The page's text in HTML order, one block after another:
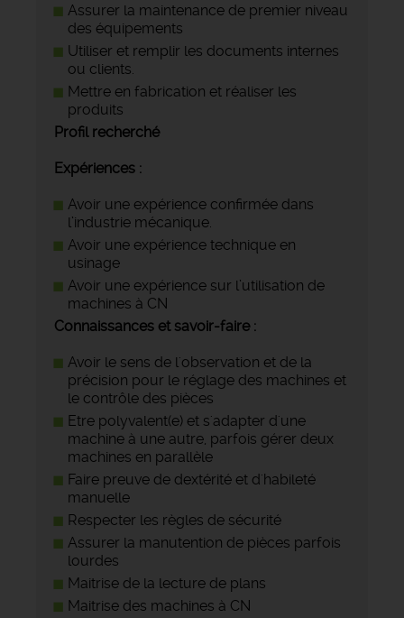
Assurer la maintenance de premier niveau
des équipements
Utiliser et remplir les documents internes
ou clients.
Mettre en fabrication et réaliser les
produits
Profil recherché
Expériences :
Avoir une expérience confirmée dans
l’industrie mécanique.
Avoir une expérience technique en
usinage
Avoir une expérience sur l’utilisation de
machines à CN
Connaissances et savoir-faire :
Avoir le sens de l'observation et de la
précision pour le réglage des machines et
le contrôle des pièces
Etre polyvalent(e) et s'adapter d'une
machine à une autre, parfois gérer deux
machines en parallèle
Faire preuve de dextérité et d'habileté
manuelle
Respecter les règles de sécurité
Assurer la manutention de pièces parfois
lourdes
Maitrise de la lecture de plans
Maitrise des machines à CN